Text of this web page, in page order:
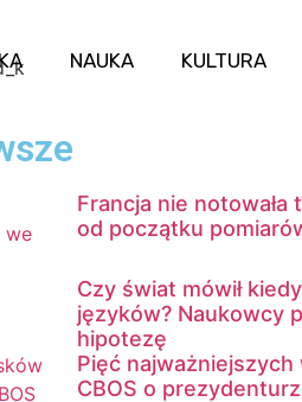
NAUKA KULTURA
Francja nie notowała
od początku
Czy świat mówił
języków? Naukowcy
hipotezę
Pięć
CBOS o